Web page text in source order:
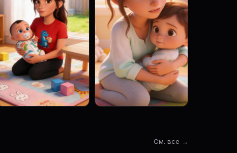
См. все →